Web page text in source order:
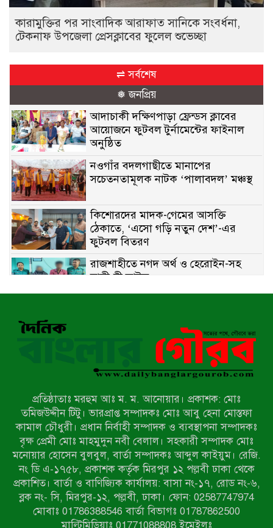
কারামুক্তির পর সাংবাদিক আরাফাত সানিকে সংবর্ধনা,
টেকনাফ উপজেলা প্রেসক্লাবের ফুলেল শুভেচ্ছা
⇌ সর্বশেষ
❅ জনপ্রিয়
আদাচাকী দক্ষিণপাড়া ফ্রেন্ডস ক্লাবের
আয়োজনে ফুটবল টুর্নামেন্টের ফাইনাল
অনুষ্ঠিত
নওগাঁর বদলগাছীতে মানাপের
সচেতনতামূলক নাটক ‘পালাবদল’ মঞ্চস্থ
কিশোরদের মাদক-গেমের আসক্তি
ঠেকাতে, ‘এসো গড়ি নতুন দেশ’-এর
ফুটবল বিতরণ
রাজশাহীতে নগদ অর্থ ও হেরোইন-সহ
স্বামী-স্ত্রী আটক
চলাচলে চরম দুর্ভোগ; ইউএনওর হস্তক্ষেপ
নাটোরের পাটুলে পানিতে ডুবে নন্দীগ্রামের
স্কুলছাত্রের মর্মান্তিক মৃত্যু
সেনাবাহিনীর চাকরি হারিয়ে ভুয়া ডিবি
পুলিশ পরিচয়ে চাঁদাবাজি, গণপিটুনির পর
কারাগারে প্রতারক।
বাঘার সাহিন সরকারের তিন ক্যাটাগরিতে
প্রথম স্থান অর্জন; সংস্কৃতি অঙ্গনেও রয়েছে
তাঁর বহুমুখী প্রতিভা!
আওয়ামী সন্ত্রাসীদের দ্রুত গ্রেফতার ও
বিচারের দাবিতে নীলফামারীতে বিক্ষোভ ও
প্রতিষ্ঠাতাঃ মরহুম আঃ ম. ম. আনোয়ার। প্রকাশক: মোঃ
তমিজউদ্দীন টিটু। ভারপ্রাপ্ত সম্পাদকঃ মোঃ আবু হেনা মোস্তফা
কামাল চৌধুরী। প্রধান নির্বাহী সম্পাদক ও ব্যবস্থাপনা সম্পাদকঃ
বৃক্ষ প্রেমী মোঃ মাহমুদুন নবী বেলাল। সহকারী সম্পাদক মোঃ
মনোয়ার হোসেন বুলবুল, বার্তা সম্পাদকঃ আব্দুল কাইয়ুম। রেজি.
নং ডি এ-১৭৫৮, প্রকাশক কর্তৃক মিরপুর ১২ পল্লবী ঢাকা থেকে
প্রকাশিত। বার্তা ও বাণিজ্যিক কার্যালয়: বাসা নং-১৭, রোড নং-৬,
ব্লক নং- সি, মিরপুর-১২, পল্লবী, ঢাকা। ফোন: 02587747974
মোবাঃ 01786388546 বার্তা বিভাগঃ 01787862500
মাল্টিমিডিয়াঃ 01771088808 ইমেইলঃ